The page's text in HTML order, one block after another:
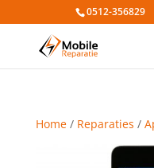
0512-356829
Home/ Reparaties /